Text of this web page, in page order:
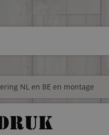
NL en BE en montage